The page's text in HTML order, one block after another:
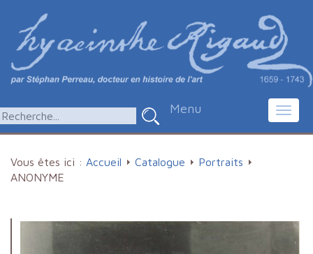
Menu
Vous êtes ici : Accueil Catalogue
Portraits
ANONYME